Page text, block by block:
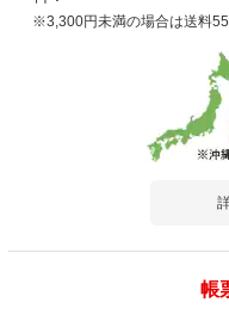
※3,300円未満の場合は送料
帳